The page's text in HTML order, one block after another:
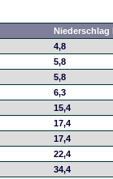
4,8
5,8
5,8
6,3
15,4
17,4
17,4
22,4
34,4